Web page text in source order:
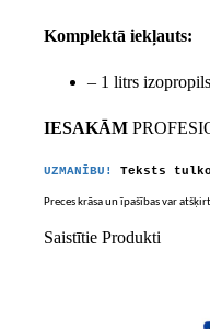
Komplektā iekļauts:
– 1 litrs
IESAKĀM
UZMANĪBU! Teksts
Preces krāsa un īpašības var
Saistītie Produkti